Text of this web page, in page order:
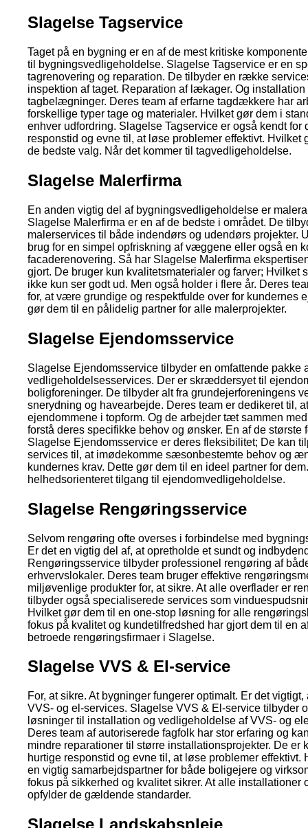
Slagelse Tagservice
Taget på en bygning er en af de mest kritiske
til bygningsvedligeholdelse. Slagelse Tagservice er en
tagrenovering og reparation. De tilbyder en række
inspektion af taget. Reparation af lækager. Og installation
tagbelægninger. Deres team af erfarne tagdækkere har
forskellige typer tage og materialer. Hvilket gør dem i
enhver udfordring. Slagelse Tagservice er også kendt for
responstid og evne til, at løse problemer effektivt. Hvilket
de bedste valg. Når det kommer til tagvedligeholdelse.
Slagelse Malerfirma
En anden vigtig del af bygningsvedligeholdelse er
Slagelse Malerfirma er en af de bedste i området. De
malerservices til både indendørs og udendørs projekter.
brug for en simpel opfriskning af væggene eller også en
facaderenovering. Så har Slagelse Malerfirma
gjort. De bruger kun kvalitetsmaterialer og farver; Hvilket
ikke kun ser godt ud. Men også holder i flere år. Deres
for, at være grundige og respektfulde over for kundernes
gør dem til en pålidelig partner for alle malerprojekter.
Slagelse Ejendomsservice
Slagelse Ejendomsservice tilbyder en omfattende pakke
vedligeholdelsesservices. Der er skræddersyet til
boligforeninger. De tilbyder alt fra grundejerforeningens
snerydning og havearbejde. Deres team er dedikeret til,
ejendommene i topform. Og de arbejder tæt sammen
forstå deres specifikke behov og ønsker. En af de største
Slagelse Ejendomsservice er deres fleksibilitet; De kan
services til, at imødekomme sæsonbestemte behov og
kundernes krav. Dette gør dem til en ideel partner for
helhedsorienteret tilgang til ejendomvedligeholdelse.
Slagelse Rengøringsservice
Selvom rengøring ofte overses i forbindelse med
Er det en vigtig del af, at opretholde et sundt og
Rengøringsservice tilbyder professionel rengøring af
erhvervslokaler. Deres team bruger effektive
miljøvenlige produkter for, at sikre. At alle overflader er
tilbyder også specialiserede services som
Hvilket gør dem til en one-stop løsning for alle
fokus på kvalitet og kundetilfredshed har gjort dem til en
betroede rengøringsfirmaer i Slagelse.
Slagelse VVS & El-service
For, at sikre. At bygninger fungerer optimalt. Er det
VVS- og el-services. Slagelse VVS & El-service tilbyder
løsninger til installation og vedligeholdelse af VVS- og
Deres team af autoriserede fagfolk har stor erfaring og
mindre reparationer til større installationsprojekter. De er
hurtige responstid og evne til, at løse problemer effektivt.
en vigtig samarbejdspartner for både boligejere og
fokus på sikkerhed og kvalitet sikrer. At alle installationer
opfylder de gældende standarder.